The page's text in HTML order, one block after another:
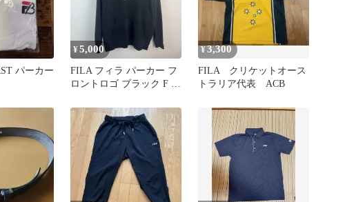
パーカー
¥5,000
FILA フィラ パーカー フ
ロントロゴ ブラック F メ
ストリート
¥3,300
FILA クリケットオース
トラリア代表 ACB